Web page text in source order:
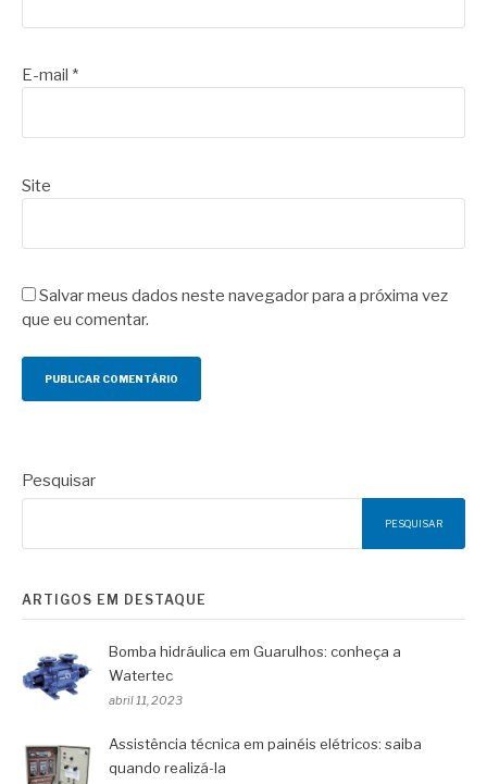
E-mail *
Site
Salvar meus dados neste navegador para a próxima vez
que eu comentar.
Pesquisar
PESQUISAR
ARTIGOS EM DESTAQUE
Bomba hidráulica em Guarulhos: conheça a
Watertec
abril 11, 2023
Assistência técnica em painéis elétricos: saiba
quando realizá-la